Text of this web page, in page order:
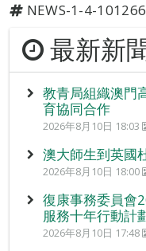
NEWS-1-4-
最新新
教青局組織澳門
育協同合作
2026年8月10日 18:03
澳大師生到英國
2026年8月10日 18:00
復康事務委員會
服務十年行動計
2026年8月10日 17:48